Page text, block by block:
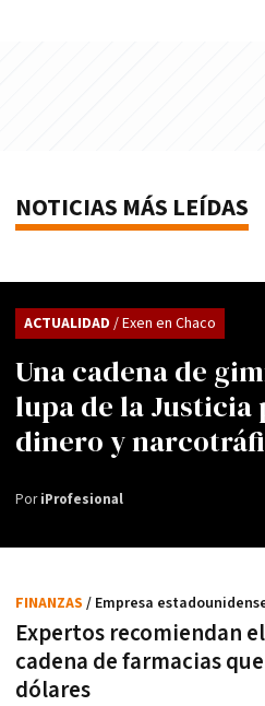
NOTICIAS MÁS LEÍDAS
Una cadena de
lupa de la Justicia
dinero y
ACTUALIDAD / Exen en Chaco
PoriProfesional
Expertos recomiendan el
cadena de farmacias
dólares
FINANZAS / Empresa